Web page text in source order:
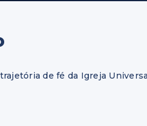
de fé da Igreja